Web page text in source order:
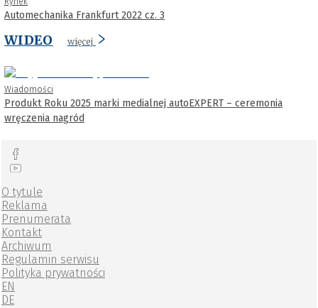
Automechanika Frankfurt 2022 cz. 3
WIDEO więcej
Wiadomości
Produkt Roku 2025 marki medialnej autoEXPERT – ceremonia
wręczenia nagród
O tytule
Reklama
Prenumerata
Kontakt
Archiwum
Regulamin serwisu
Polityka prywatności
EN
DE